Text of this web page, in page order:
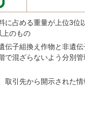
に占める重量が上位3位
上のもの
伝子組換え作物と非遺
で混ざらないよう分別
取引先から開示された情